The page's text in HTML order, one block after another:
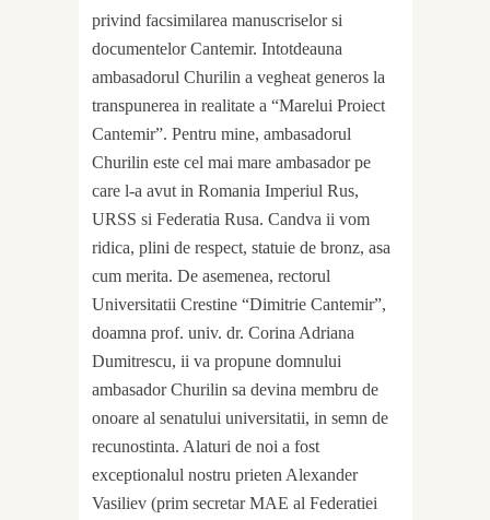
privind facsimilarea manuscriselor si
documentelor Cantemir. Intotdeauna
ambasadorul Churilin a vegheat generos la
transpunerea in realitate a “Marelui Proiect
Cantemir”. Pentru mine, ambasadorul
Churilin este cel mai mare ambasador pe
care l-a avut in Romania Imperiul Rus,
URSS si Federatia Rusa. Candva ii vom
ridica, plini de respect, statuie de bronz, asa
cum merita. De asemenea, rectorul
Universitatii Crestine “Dimitrie Cantemir”,
doamna prof. univ. dr. Corina Adriana
Dumitrescu, ii va propune domnului
ambasador Churilin sa devina membru de
onoare al senatului universitatii, in semn de
recunostinta. Alaturi de noi a fost
exceptionalul nostru prieten Alexander
Vasiliev (prim secretar MAE al Federatiei